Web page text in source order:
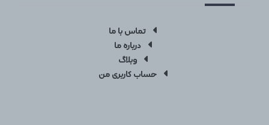
تماس با ما
درباره ما
وبلاگ
حساب کاربری من